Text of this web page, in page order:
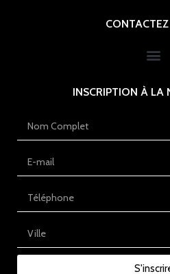
INSCRIPTION À LA